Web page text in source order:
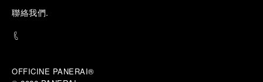
聯絡我們.
OFFICINE PANERAI®